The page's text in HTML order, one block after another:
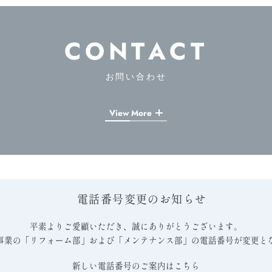
CONTACT
お問い合わせ
View More
電話番号変更のお知らせ
平素よりご愛顧いただき、誠にありがとうございます。
業の「リフォーム部」および「メンテナンス部」の電話番号が変更と
新しい電話番号のご案内はこちら